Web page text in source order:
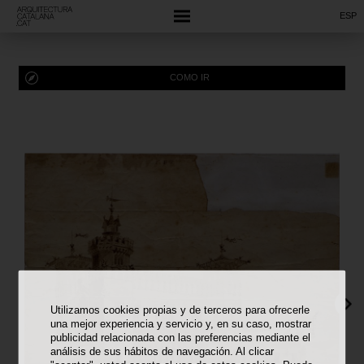
Utilizamos cookies propias y de terceros para ofrecerle
una mejor experiencia y servicio y, en su caso, mostrar
publicidad relacionada con las preferencias mediante el
análisis de sus hábitos de navegación. Al clicar
ESP
COMO IR